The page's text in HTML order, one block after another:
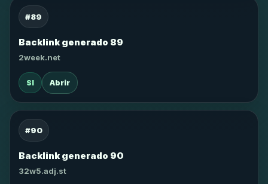
#89
Backlink generado 89
2week.net
SI Abrir
#90
Backlink generado 90
32w5.adj.st